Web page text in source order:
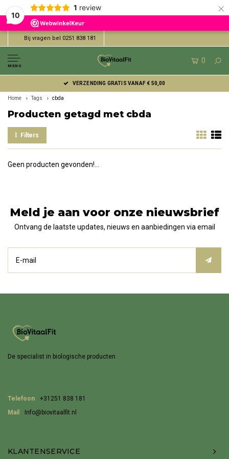
10
1 review ×
Bij vragen bel 0251 838 181
MENU
0
VERZENDING GRATIS VANAF € 50,00
Home Tags cbda
Producten getagd met cbda
Filters
Geen producten gevonden!...
Meld je aan voor onze nieuwsbrief
Ontvang de laatste updates, nieuws en aanbiedingen via email
De specialist in biologische producten
Telefoon
+31251 838 181
Mail
Info@biovitaalfit.nl
KLANTENSERVICE